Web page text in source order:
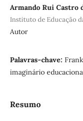
Armando Rui Castro
Instituto de Educação
Autor
Palavras-chave:
imaginário
Resumo